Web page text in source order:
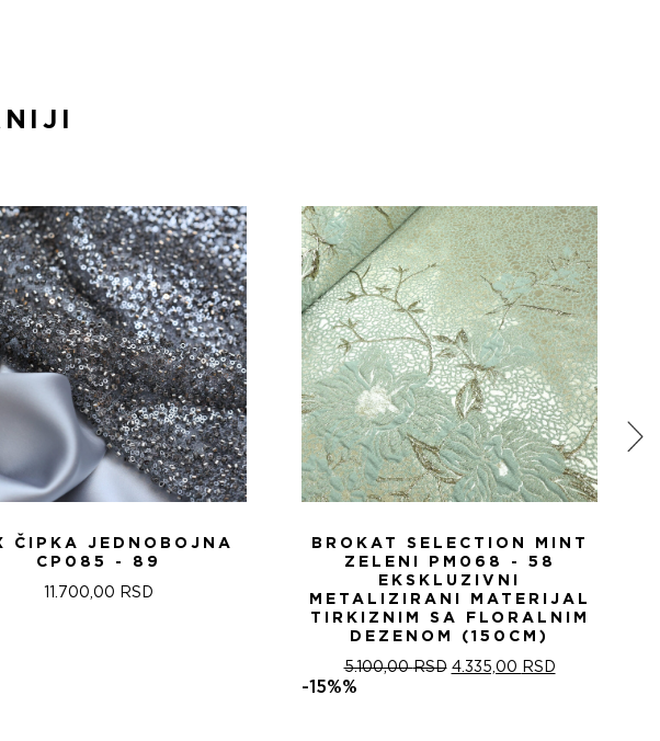
ČIPKA JEDNOBOJNA
CP085 - 89
11.700,00 RSD
BROKAT SELECTION MINT
ZELENI PM068 - 58
EKSKLUZIVNI
METALIZIRANI MATERIJAL
TIRKIZNIM SA FLORALNIM
DEZENOM (150CM)
5.100,00RSD ОРИГИНАЛНА
4.335,00 RSDТРЕНУТНА
-15%%